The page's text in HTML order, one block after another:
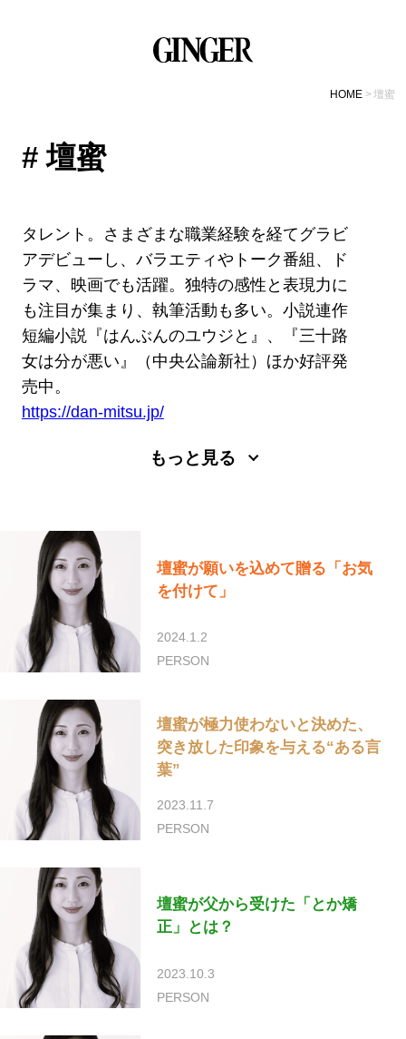
HOME 壇蜜
# 壇蜜
タレント。さまざまな職業経験を経てグラビ
アデビューし、バラエティやトーク番組、ド
ラマ、映画でも活躍。独特の感性と表現力に
も注目が集まり、執筆活動も多い。小説連作
短編小説『はんぶんのユウジと』、『三十路
女は分が悪い』（中央公論新社）ほか好評発
売中。
https://dan-mitsu.jp/
もっと見る
壇蜜が願いを込めて贈る「お気
を付けて」
2024.1.2
PERSON
壇蜜が極力使わないと決めた、
突き放した印象を与える“ある言
葉”
2023.11.7
PERSON
壇蜜が父から受けた「とか矯
正」とは？
2023.10.3
PERSON